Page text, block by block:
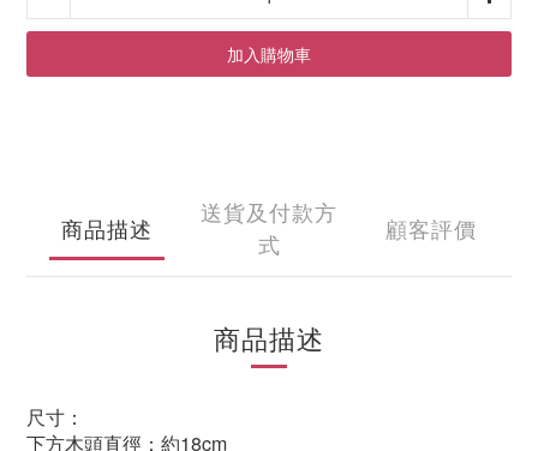
加入購物車
商品描述
送貨及付款方
式
顧客評價
商品描述
尺寸：
下方木頭直徑 ： 約18cm